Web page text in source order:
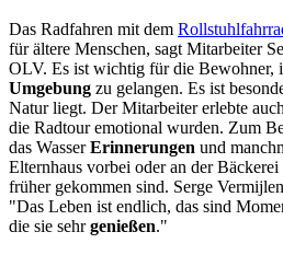
Das Radfahren mit dem
für ältere Menschen, sagt Mitarbeiter
OLV. Es ist wichtig für die Bewohner,
Umgebung zu gelangen. Es ist
Natur liegt. Der Mitarbeiter erlebte
die Radtour emotional wurden. Zum
das WasserErinnerungen und
Elternhaus vorbei oder an der
früher gekommen sind. Serge
"Das Leben ist endlich, das sind
die sie sehrgenießen."